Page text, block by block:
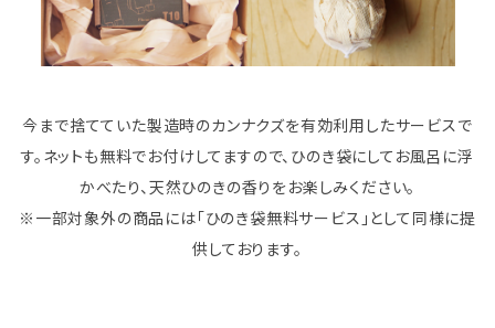
今まで捨てていた製造時のカンナクズを有効利用したサービスで
す。ネットも無料でお付けしてますので、ひのき袋にしてお風呂に浮
かべたり、天然ひのきの香りをお楽しみください。
※一部対象外の商品には「ひのき袋無料サービス」として同様に提
供しております。